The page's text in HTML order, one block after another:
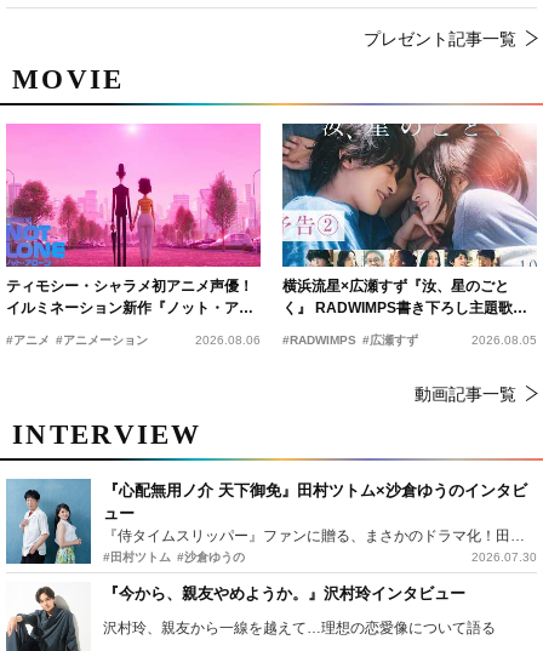
MOVIE
ティモシー・シャラメ初アニメ声優！
イルミネーション新作『ノット・アロ
#アニメ #アニメーション 2026.08.06
横浜流星×広瀬すず『汝、星のごと
く』 RADWIMPS書き下ろし主題歌が
15年の愛を切なく彩る
#RADWIMPS #広瀬すず 2026.08.05
動画記事一覧
INTERVIEW
『心配無用ノ介 天下御免』田村ツトム×沙倉ゆうのインタビ
ュー
『侍タイムスリッパー』ファンに贈る、まさかのドラマ化！田村ツトム×沙倉ゆうのが語る『心配無用ノ介』撮影秘話
#田村ツトム #沙倉ゆうの 2026.07.30
『今から、親友やめようか。』沢村玲インタビュー
沢村玲、親友から一線を越えて…理想の恋愛像について語る
プレゼント記事一覧